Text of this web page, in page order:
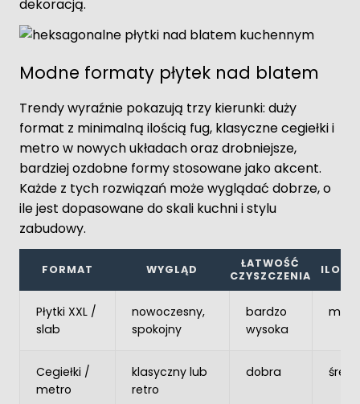
dekoracją.
Modne formaty płytek nad blatem
Trendy wyraźnie pokazują trzy kierunki: duży
format z minimalną ilością fug, klasyczne cegiełki i
metro w nowych układach oraz drobniejsze,
bardziej ozdobne formy stosowane jako akcent.
Każde z tych rozwiązań może wyglądać dobrze, o
ile jest dopasowane do skali kuchni i stylu
zabudowy.
FORMAT WYGLĄD
ŁATWOŚĆ
CZYSZCZENIA
ILOŚĆ
Płytki XXL /
slab
nowoczesny,
spokojny
bardzo
wysoka
mała
Cegiełki /
metro
klasyczny lub
retro
dobra